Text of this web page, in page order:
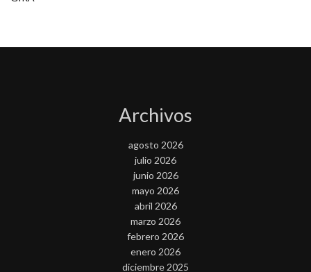
Archivos
agosto 2026
julio 2026
junio 2026
mayo 2026
abril 2026
marzo 2026
febrero 2026
enero 2026
diciembre 2025